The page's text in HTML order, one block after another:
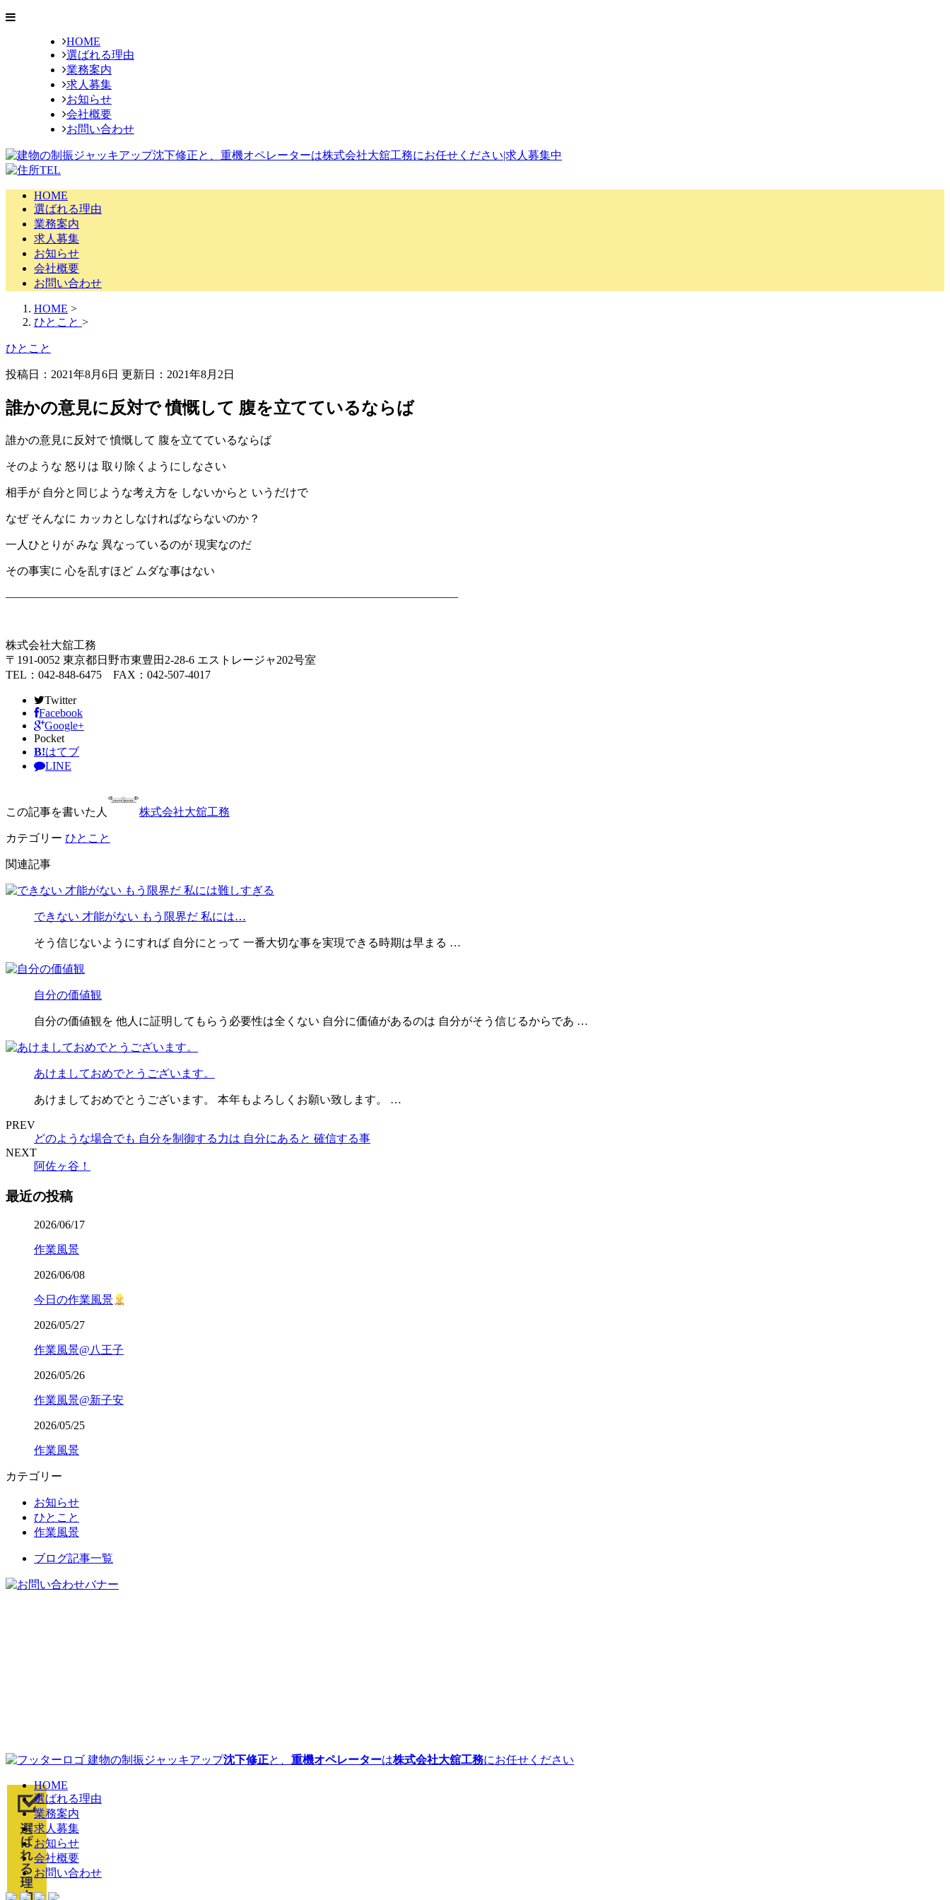
HOME
選ばれる理由
業務案内
求人募集
お知らせ
会社概要
お問い合わせ
HOME
選ばれる理由
業務案内
求人募集
お知らせ
会社概要
お問い合わせ
HOME >
ひとこと >
ひとこと
投稿日：2021年8月6日 更新日： 2021年8月2日
誰かの意見に反対で 憤慨して 腹を立てているならば
誰かの意見に反対で 憤慨して 腹を立てているならば
そのような 怒りは 取り除くようにしなさい
相手が 自分と同じような考え方を しないからと いうだけで
なぜ そんなに カッカとしなければならないのか？
一人ひとりが みな 異なっているのが 現実なのだ
その事実に 心を乱すほど ムダな事はない
————————————————————————————————————————
株式会社大舘工務
〒191-0052 東京都日野市東豊田2-28-6 エストレージャ202号室
TEL：042-848-6475 FAX：042-507-4017
Twitter
Facebook
Google+
Pocket
B!はてブ
LINE
この記事を書いた人 株式会社大舘工務
カテゴリー ひとこと
関連記事
できない 才能がない もう限界だ 私には…
そう信じないようにすれば 自分にとって 一番大切な事を実現できる時期は早まる …
自分の価値観
自分の価値観を 他人に証明してもらう必要性は全くない 自分に価値があるのは 自分がそう信じるからであ …
あけましておめでとうございます。
あけましておめでとうございます。 本年もよろしくお願い致します。 …
PREV
どのような場合でも 自分を制御する力は 自分にあると 確信する事
NEXT
阿佐ヶ谷！
最近の投稿
2026/06/17
作業風景
2026/06/08
今日の作業風景
2026/05/27
作業風景@八王子
2026/05/26
作業風景@新子安
2026/05/25
作業風景
カテゴリー
お知らせ
ひとこと
作業風景
ブログ記事一覧
建物の制振ジャッキアップ沈下修正と、 重機オペレーターは株式会社大舘工務にお任せください
HOME
選ばれる理由
業務案内
求人募集
お知らせ
会社概要
お問い合わせ